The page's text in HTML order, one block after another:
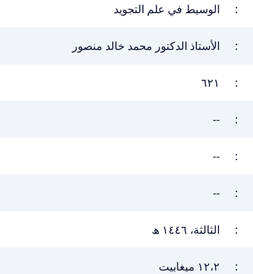
: الوسيط في علم التجويد
: الأستاذ الدكتور محمد خالد منصور
: ٦٢١
:
--
:
--
:
--
: الثالثة، ١٤٤٦ ھ
: ١٢،٢ ميغابيت